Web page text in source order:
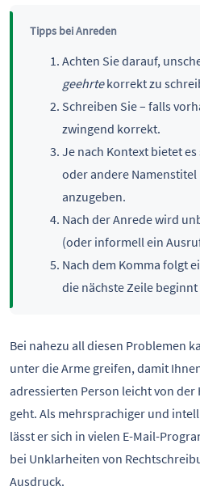
Tipps bei Anreden
Achten Sie darauf,
geehrtekorrekt zu
Schreiben Sie – falls
zwingend korrekt.
Je nach Kontext bietet
oder andere
anzugeben.
Nach der Anrede wird
(oder informell ein
Nach dem Komma folgt
die nächste Zeile
Bei nahezu all diesen Problemen
unter die Arme greifen, damit
adressierten Person leicht von der
geht. Als mehrsprachiger und
lässt er sich in vielen E-Mail-
bei Unklarheiten von
Ausdruck.